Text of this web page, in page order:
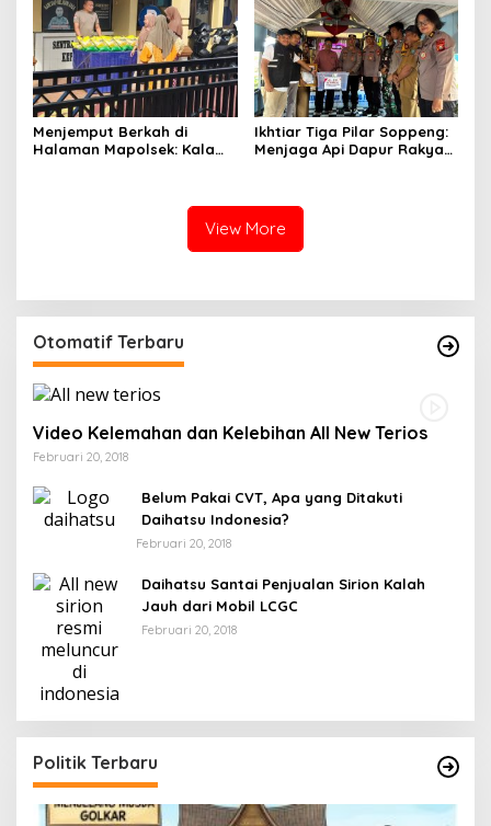
Kehangatan
Menjemput Berkah di
Halaman Mapolsek: Kala
Ikhtiar Tiga Pilar Soppeng:
Menjaga Api Dapur Rakyat
View More
Otomatif Terbaru
Video Kelemahan dan Kelebihan All New Terios
Februari 20, 2018
Belum Pakai CVT, Apa yang Ditakuti
Daihatsu Indonesia?
Februari 20, 2018
Daihatsu Santai Penjualan Sirion Kalah
Jauh dari Mobil LCGC
Februari 20, 2018
Politik Terbaru